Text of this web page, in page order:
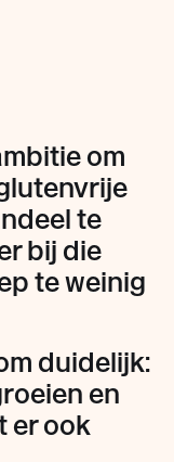
om
te
bij die
te weinig
duidelijk:
en
er ook